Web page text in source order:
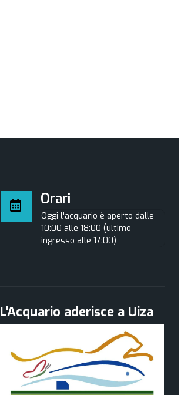
Orari
Oggi l'acquario è aperto dalle
10:00 alle 18:00 (ultimo
ingresso alle 17:00)
L'Acquario aderisce a Uiza